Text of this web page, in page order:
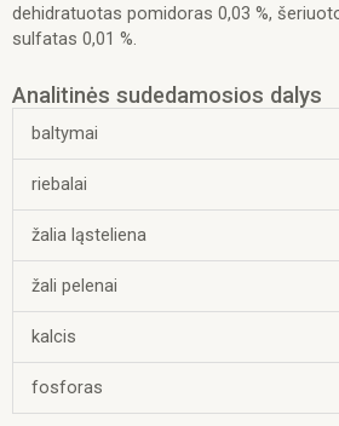
dehidratuotas pomidoras 0,03 %,
sulfatas 0,01 %.
Analitinės sudedamosios dalys
baltymai
riebalai
žalia ląsteliena
žali pelenai
kalcis
fosforas